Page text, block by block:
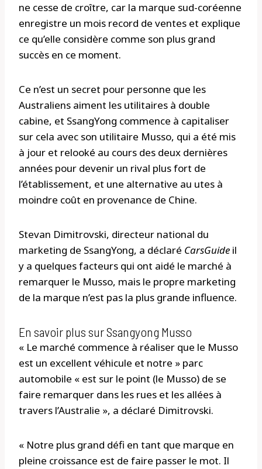
ne cesse de croître, car la marque sud-coréenne
enregistre un mois record de ventes et explique
ce qu’elle considère comme son plus grand
succès en ce moment.
Ce n’est un secret pour personne que les
Australiens aiment les utilitaires à double
cabine, et SsangYong commence à capitaliser
sur cela avec son utilitaire Musso, qui a été mis
à jour et relooké au cours des deux dernières
années pour devenir un rival plus fort de
l’établissement, et une alternative au utes à
moindre coût en provenance de Chine.
Stevan Dimitrovski, directeur national du
marketing de SsangYong, a déclaré CarsGuide il
y a quelques facteurs qui ont aidé le marché à
remarquer le Musso, mais le propre marketing
de la marque n’est pas la plus grande influence.
En savoir plus sur Ssangyong Musso
« Le marché commence à réaliser que le Musso
est un excellent véhicule et notre » parc
automobile « est sur le point (le Musso) de se
faire remarquer dans les rues et les allées à
travers l’Australie », a déclaré Dimitrovski.
« Notre plus grand défi en tant que marque en
pleine croissance est de faire passer le mot. Il